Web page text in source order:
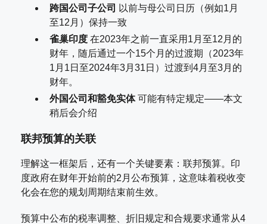
跨国公司子公司
以前与母公司日历（例如1月
至12月）保持一致
雀巢印度 在2023年之前一直采用1月至12月的
财年，随后通过一个15个月的过渡期（2023年
1月1日至2024年3月31日）过渡到4月至3月的
财年。
外国公司和豁免实体可能有特定规定——本文
稍后会介绍
联邦预算的关联
理解这一框架后，还有一个关键要素：联邦预算。印
度政府在财年开始前的2月公布预算，这意味着税收变
化会在您的规划周期结束前生效。
预算中公布的税率调整、折旧规定和合规要求通常从4